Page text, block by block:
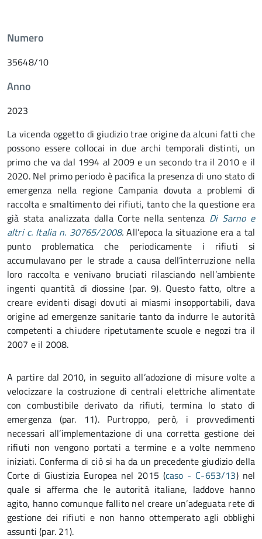
Numero
35648/10
Anno
2023
La vicenda oggetto di giudizio trae origine da alcuni fatti che
possono essere collocai in due archi temporali distinti, un
primo che va dal 1994 al 2009 e un secondo tra il 2010 e il
2020. Nel primo periodo è pacifica la presenza di uno stato di
emergenza nella regione Campania dovuta a problemi di
raccolta e smaltimento dei rifiuti, tanto che la questione era
già stata analizzata dalla Corte nella sentenza Di Sarno e
altri c. Italia n. 30765/2008. All’epoca la situazione era a tal
punto problematica che periodicamente i rifiuti si
accumulavano per le strade a causa dell’interruzione nella
loro raccolta e venivano bruciati rilasciando nell’ambiente
ingenti quantità di diossine (par. 9). Questo fatto, oltre a
creare evidenti disagi dovuti ai miasmi insopportabili, dava
origine ad emergenze sanitarie tanto da indurre le autorità
competenti a chiudere ripetutamente scuole e negozi tra il
2007 e il 2008.
A partire dal 2010, in seguito all’adozione di misure volte a
velocizzare la costruzione di centrali elettriche alimentate
con combustibile derivato da rifiuti, termina lo stato di
emergenza (par. 11). Purtroppo, però, i provvedimenti
necessari all’implementazione di una corretta gestione dei
rifiuti non vengono portati a termine e a volte nemmeno
iniziati. Conferma di ciò si ha da un precedente giudizio della
Corte di Giustizia Europea nel 2015 (caso - C-653/13) nel
quale si afferma che le autorità italiane, laddove hanno
agito, hanno comunque fallito nel creare un’adeguata rete di
gestione dei rifiuti e non hanno ottemperato agli obblighi
assunti (par. 21).